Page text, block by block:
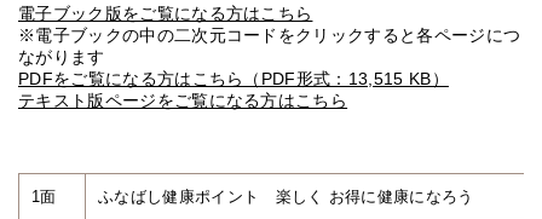
電子ブック版をご覧になる方はこちら
※電子ブックの中の二次元コードをクリックすると各ページにつ
ながります
PDFをご覧になる方はこちら（PDF形式：13,515 KB）
テキスト版ページをご覧になる方はこちら
1面 ふなばし健康ポイント 楽しく お得に健康になろう